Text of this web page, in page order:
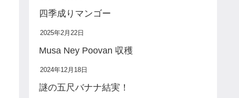
四季成りマンゴー
2025年2月22日
Musa Ney Poovan 収穫
2024年12月18日
謎の五尺バナナ結実！